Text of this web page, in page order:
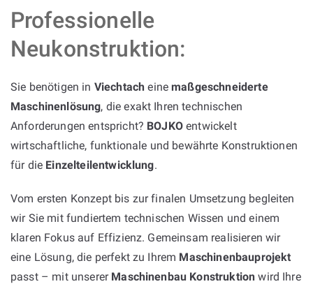
Professionelle
Neukonstruktion:
Sie benötigen in Viechtach einemaßgeschneiderte
Maschinenlösung, die exakt Ihren technischen
Anforderungen entspricht? BOJKOentwickelt
wirtschaftliche, funktionale und bewährte Konstruktionen
für die Einzelteilentwicklung.
Vom ersten Konzept bis zur finalen Umsetzung begleiten
wir Sie mit fundiertem technischen Wissen und einem
klaren Fokus auf Effizienz. Gemeinsam realisieren wir
eine Lösung, die perfekt zu Ihrem Maschinenbauprojekt
passt – mit unserer Maschinenbau Konstruktion wird Ihre